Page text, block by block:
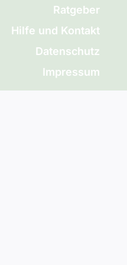
Ratgeber
Hilfe und Kontakt
Datenschutz
Impressum